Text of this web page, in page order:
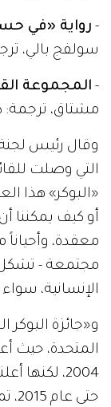
- رواية «في
سولفج بالي،
- المجموعة
مشتاق، ترجمة:
وقال رئيس لجنة
التي وصلت
«البوكر» هذا
أو كيف يمكننا
معقدة،
مجتمعة - تشكل
الإنسانية،
و«جائزة
المتحدة، حيث